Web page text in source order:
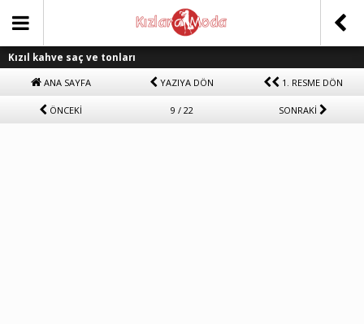
Kızıl kahve saç ve tonları
ANA SAYFA YAZIYA DÖN 1. RESME DÖN
ÖNCEKİ 9 / 22 SONRAKİ